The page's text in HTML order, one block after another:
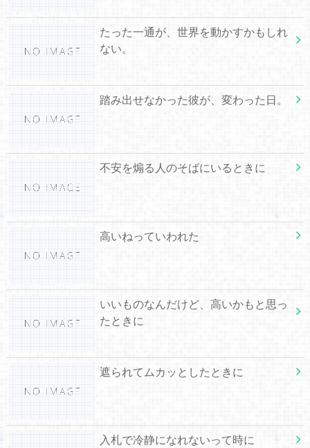
たった一通が、世界を動かすかもしれ
ない。
踏み出せなかった彼が、変わった日。
不安を煽る人のそばにいるときに
高いねっていわれた
いいものなんだけど、高いかもと思っ
たときに
遮られてムカッとしたときに
入札で冷静になれないって時に